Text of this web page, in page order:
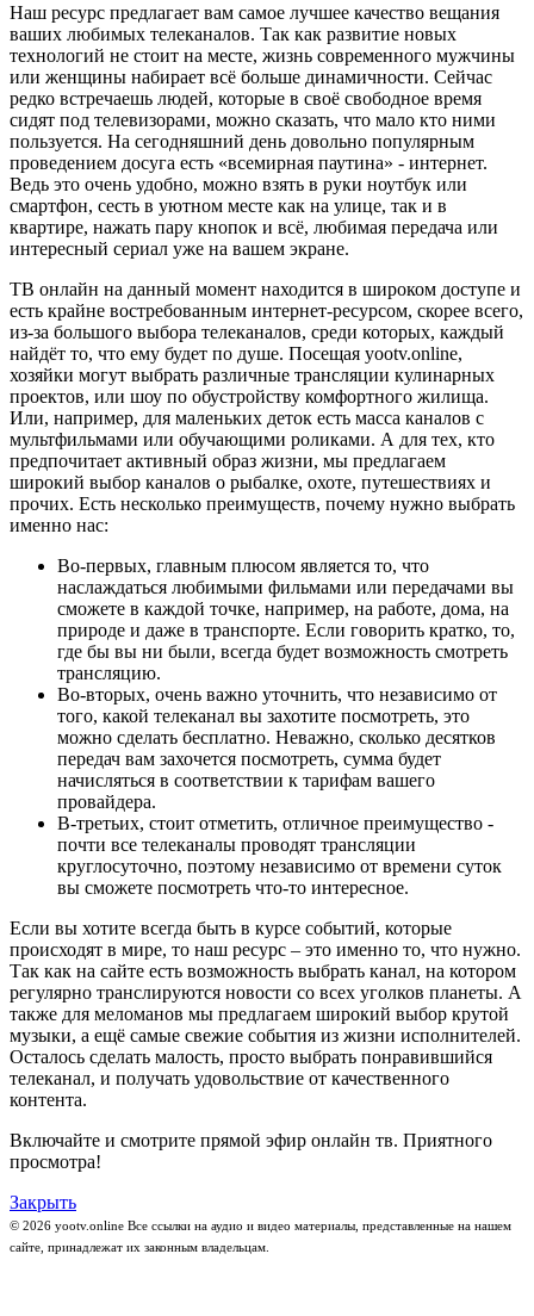
Наш ресурс предлагает вам самое лучшее качество вещания
ваших любимых телеканалов. Так как развитие новых
технологий не стоит на месте, жизнь современного мужчины
или женщины набирает всё больше динамичности. Сейчас
редко встречаешь людей, которые в своё свободное время
сидят под телевизорами, можно сказать, что мало кто ними
пользуется. На сегодняшний день довольно популярным
проведением досуга есть «всемирная паутина» - интернет.
Ведь это очень удобно, можно взять в руки ноутбук или
смартфон, сесть в уютном месте как на улице, так и в
квартире, нажать пару кнопок и всё, любимая передача или
интересный сериал уже на вашем экране.
ТВ онлайн на данный момент находится в широком доступе и
есть крайне востребованным интернет-ресурсом, скорее всего,
из-за большого выбора телеканалов, среди которых, каждый
найдёт то, что ему будет по душе. Посещая yootv.online,
хозяйки могут выбрать различные трансляции кулинарных
проектов, или шоу по обустройству комфортного жилища.
Или, например, для маленьких деток есть масса каналов с
мультфильмами или обучающими роликами. А для тех, кто
предпочитает активный образ жизни, мы предлагаем
широкий выбор каналов о рыбалке, охоте, путешествиях и
прочих. Есть несколько преимуществ, почему нужно выбрать
именно нас:
Во-первых, главным плюсом является то, что
наслаждаться любимыми фильмами или передачами вы
сможете в каждой точке, например, на работе, дома, на
природе и даже в транспорте. Если говорить кратко, то,
где бы вы ни были, всегда будет возможность смотреть
трансляцию.
Во-вторых, очень важно уточнить, что независимо от
того, какой телеканал вы захотите посмотреть, это
можно сделать бесплатно. Неважно, сколько десятков
передач вам захочется посмотреть, сумма будет
начисляться в соответствии к тарифам вашего
провайдера.
В-третьих, стоит отметить, отличное преимущество -
почти все телеканалы проводят трансляции
круглосуточно, поэтому независимо от времени суток
вы сможете посмотреть что-то интересное.
Если вы хотите всегда быть в курсе событий, которые
происходят в мире, то наш ресурс – это именно то, что нужно.
Так как на сайте есть возможность выбрать канал, на котором
регулярно транслируются новости со всех уголков планеты. А
также для меломанов мы предлагаем широкий выбор крутой
музыки, а ещё самые свежие события из жизни исполнителей.
Осталось сделать малость, просто выбрать понравившийся
телеканал, и получать удовольствие от качественного
контента.
Включайте и смотрите прямой эфир онлайн тв. Приятного
просмотра!
Закрыть
© 2026 yootv.online Все ссылки на аудио и видео материалы, представленные на нашем
сайте, принадлежат их законным владельцам.